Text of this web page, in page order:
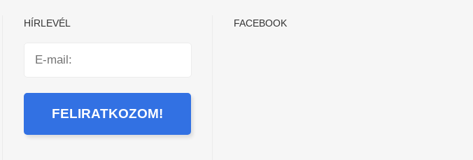
HÍRLEVÉL FACEBOOK